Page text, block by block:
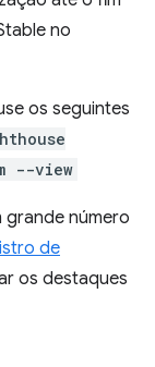
no
os seguintes
--view
grande número
de
os destaques